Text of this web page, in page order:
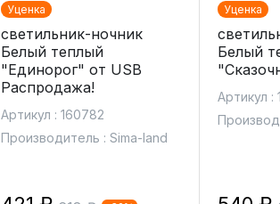
Уценка
светильник-ночник
Белый теплый
"Единорог" от USB
Распродажа!
Артикул : 160782
Производитель : Sima-land
Уценка
Белый
Артикул :